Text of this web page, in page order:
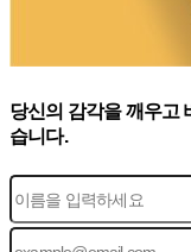
당신의 감각을 깨우고
습니다.